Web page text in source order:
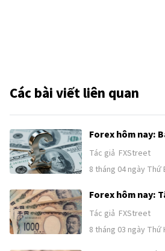
Các bài viết liên quan
Forex hôm nay:
tiếp tục hỗ trợ
tiếp theo của Mỹ
Tác giả FXStreet
8 tháng 04 ngày Thứ
Forex hôm nay:
và Iran nối lại nỗ
ngoại giao
Tác giả FXStreet
8 tháng 03 ngày Thứ